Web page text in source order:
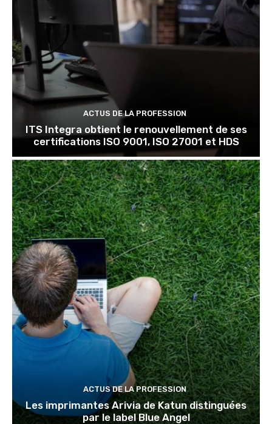
ACTUS DE LA PROFESSION
ITS Integra obtient le renouvellement de ses
certifications ISO 9001, ISO 27001 et HDS
ACTUS DE LA PROFESSION
Les imprimantes Arivia de Katun distinguées
par le label Blue Angel